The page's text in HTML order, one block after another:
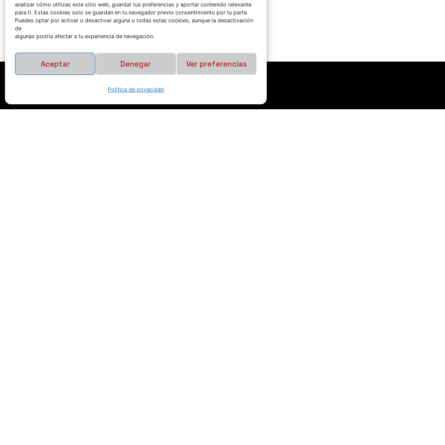
analizar cómo utilizas este sitio web, guardar tus preferencias y aportar contenido relevante
para ti. Estas cookies solo se guardan en tu navegador previo consentimiento por tu parte.
Puedes optar por activar o desactivar alguna o todas estas cookies, aunque la desactivación
de
algunas podría afectar a tu experiencia de navegación.
Aceptar Denegar Ver preferencias
Política de privacidad